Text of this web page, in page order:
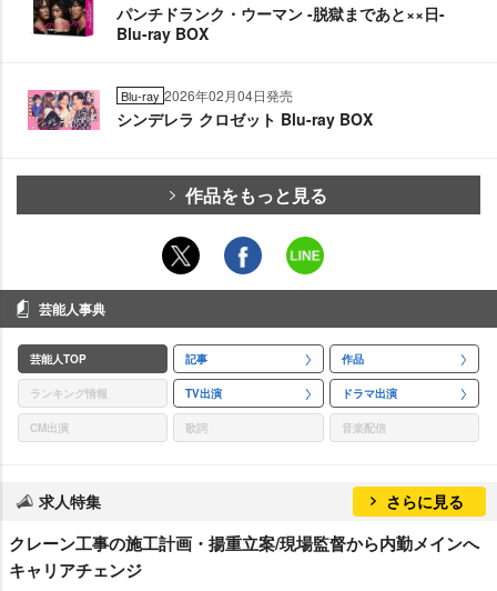
パンチドランク・ウーマン -脱獄まであと××日-
Blu-ray BOX
Blu-ray 2026年02月04日発売
シンデレラ クロゼット Blu-ray BOX
作品をもっと見る
芸能人事典
芸能人TOP 記事 作品
ランキング情報 TV出演 ドラマ出演
CM出演 歌詞 音楽配信
求人特集 さらに見る
クレーン工事の施工計画・揚重立案/現場監督から内勤メインへ
キャリアチェンジ